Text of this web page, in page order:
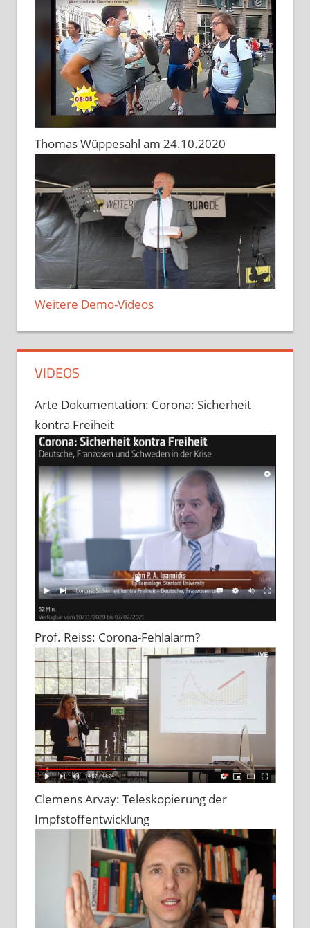
Thomas Wüppesahl am 24.10.2020
Weitere Demo-Videos
VIDEOS
Arte Dokumentation: Corona: Sicherheit
kontra Freiheit
Prof. Reiss: Corona-Fehlalarm?
Clemens Arvay: Teleskopierung der
Impfstoffentwicklung